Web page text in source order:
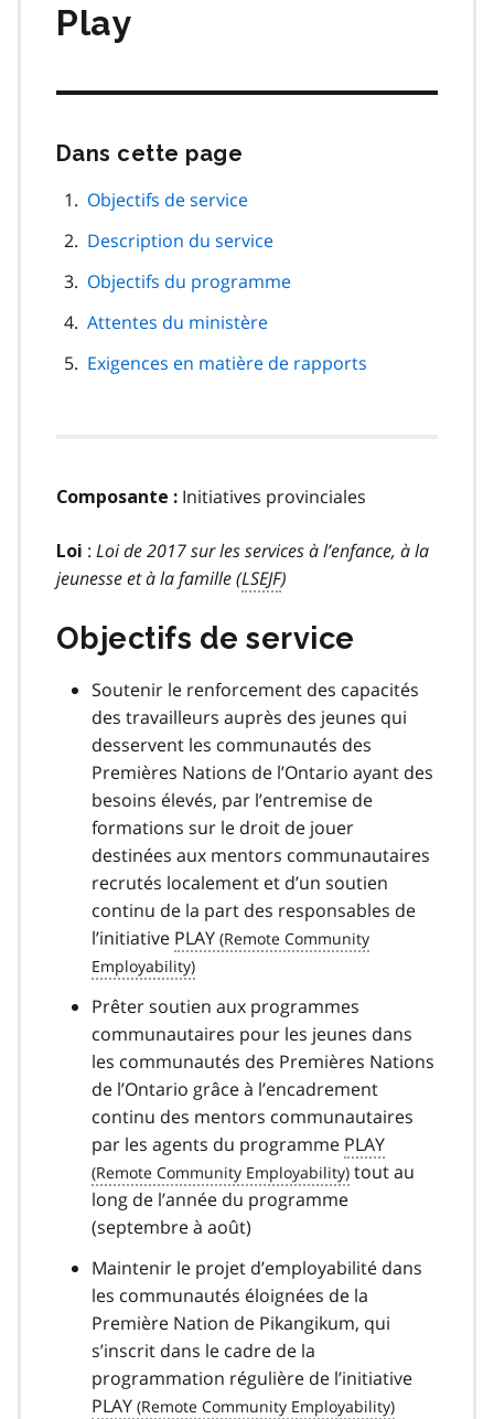
Play
Dans cette page
page
Objectifs de service
Description du service
Objectifs du programme
Attentes du ministère
Exigences en matière de rapports
Composante : Initiatives provinciales
Loi : Loi de 2017 sur les services à l’enfance, à la
jeunesse et à la famille (LSEJF)
Objectifs de service
Soutenir le renforcement des capacités
des travailleurs auprès des jeunes qui
desservent les communautés des
Premières Nations de l’Ontario ayant des
besoins élevés, par l’entremise de
formations sur le droit de jouer
destinées aux mentors communautaires
recrutés localement et d’un soutien
continu de la part des responsables de
l’initiative PLAY
Prêter soutien aux programmes
communautaires pour les jeunes dans
les communautés des Premières Nations
de l’Ontario grâce à l’encadrement
continu des mentors communautaires
par les agents du programme PLAY
tout au
long de l’année du programme
(septembre à août)
Maintenir le projet d’employabilité dans
les communautés éloignées de la
Première Nation de Pikangikum, qui
s’inscrit dans le cadre de la
programmation régulière de l’initiative
PLAY